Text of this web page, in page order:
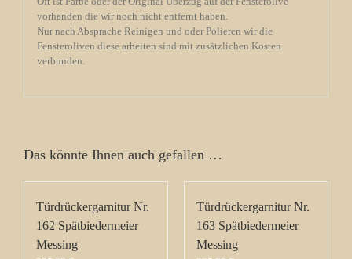
vorhanden die wir noch nicht entfernt haben.
Nur nach Absprache Reinigen und oder Polieren wir die
Fensteroliven diese arbeiten sind mit zusätzlichen Kosten
verbunden.
Das könnte Ihnen auch gefallen …
Türdrückergarnitur Nr.
162 Spätbiedermeier
Messing
Türdrückergarnitur Nr.
163 Spätbiedermeier
Messing